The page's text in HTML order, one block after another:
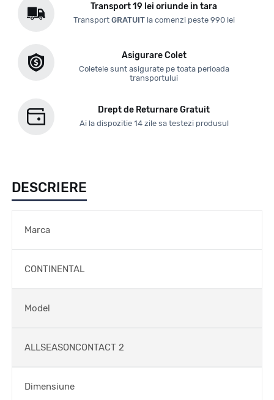
Transport 19 lei oriunde in tara
Transport GRATUITla comenzi peste 990 lei
Asigurare Colet
Coletele sunt asigurate pe toata perioada
transportului
Drept de Returnare Gratuit
Ai la dispozitie 14 zile sa testezi produsul
DESCRIERE
Marca
CONTINENTAL
Model
ALLSEASONCONTACT 2
Dimensiune